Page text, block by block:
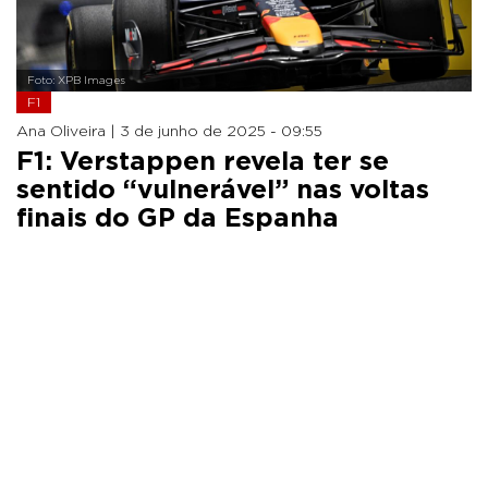
Foto: XPB Images
F1
Ana Oliveira | 3 de junho de 2025 - 09:55
F1: Verstappen revela ter se
sentido “vulnerável” nas voltas
finais do GP da Espanha